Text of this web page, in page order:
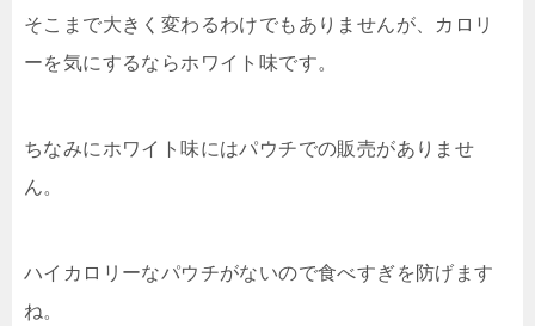
そこまで大きく変わるわけでもありませんが、カロリ
ーを気にするならホワイト味です。
ちなみにホワイト味にはパウチでの販売がありませ
ん。
ハイカロリーなパウチがないので食べすぎを防げます
ね。